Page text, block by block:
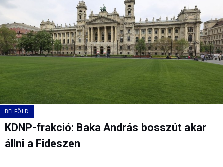
BELFÖLD
KDNP-frakció: Baka András bosszút akar
állni a Fideszen